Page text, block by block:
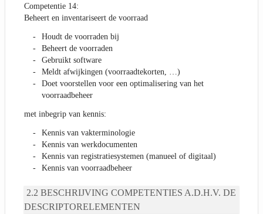
Competentie 14:
Beheert en inventariseert de voorraad
Houdt de voorraden bij
Beheert de voorraden
Gebruikt software
Meldt afwijkingen (voorraadtekorten, …)
Doet voorstellen voor een optimalisering van het
voorraadbeheer
met inbegrip van kennis:
Kennis van vakterminologie
Kennis van werkdocumenten
Kennis van registratiesystemen (manueel of digitaal)
Kennis van voorraadbeheer
BESCHRIJVING COMPETENTIES A.D.H.V. DE
DESCRIPTORELEMENTEN